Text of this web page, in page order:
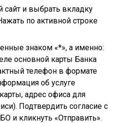
и выбрать вкладку
по активной строке
знаком «*», а именно:
основной карты Банка
телефон в формате
об услуге
адрес офиса для
Подтвердить согласие с
и кликнуть «Отправить».